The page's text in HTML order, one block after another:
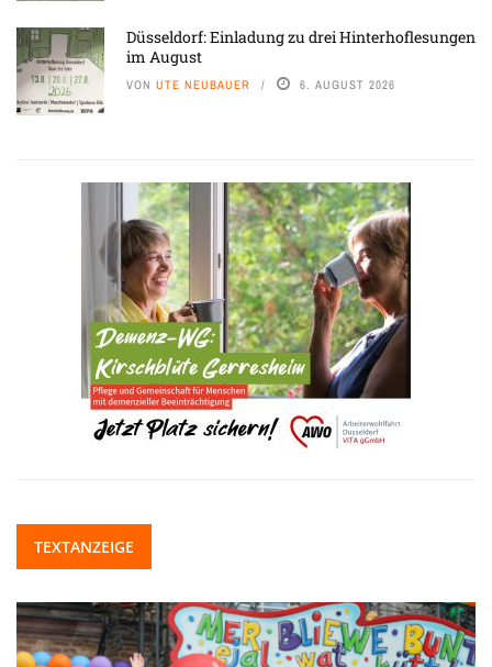
Düsseldorf: Einladung zu drei Hinterhoflesungen
im August
VON UTE NEUBAUER 6. AUGUST 2026
TEXTANZEIGE